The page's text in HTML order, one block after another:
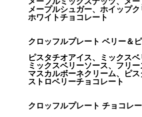
メープルシュガー、ホイップク
ホワイトチョコレート
クロッフルプレート ベリー＆
ピスタチオアイス、ミックスベ
ミックスベリーソース、フリ
マスカルボーネクリーム、ピ
ストロベリーチョコレート
クロッフルプレート チョコレ